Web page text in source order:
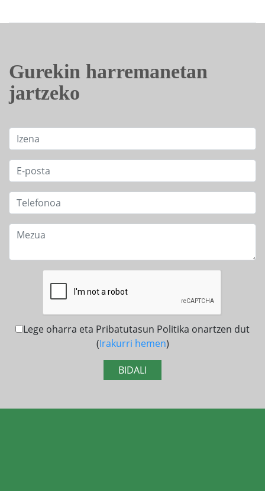
Gurekin harremanetan
jartzeko
Lege oharra eta Pribatutasun Politika onartzen dut
(Irakurri hemen)
BIDALI